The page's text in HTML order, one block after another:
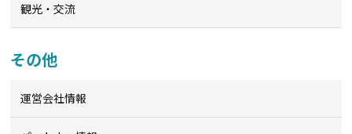
観光・交流
その他
運営会社情報